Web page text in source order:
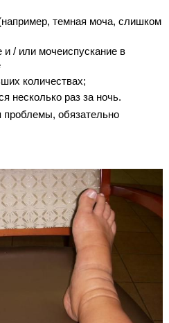
темная моча, слишком
и / или мочеиспускание в
количествах;
несколько раз за ночь.
проблемы, обязательно